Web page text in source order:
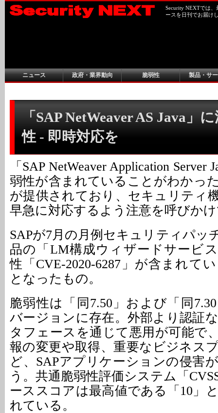
Security NEXTでは
ースを日刊でお届け
ニュース 政府・業界動向 脆弱性 製品・サ
「SAP NetWeaver AS Java」
性 - 即時対応を
「SAP NetWeaver Application Server
弱性が含まれていることがわかっ
が提供されており、セキュリティ
早急に対応するよう注意を呼びか
SAPが7月の月例セキュリティパッ
品の「LM構成ウィザードサービ
性「CVE-2020-6287」が含まれて
となったもの。
脆弱性は「同7.50」および「同
バージョンに存在。外部より認証
タフェースを通じて悪用が可能で
報の変更や取得、重要なビジネス
ど、SAPアプリケーションの侵害
う。共通脆弱性評価システム「
ーススコアは最高値である「10」
れている。